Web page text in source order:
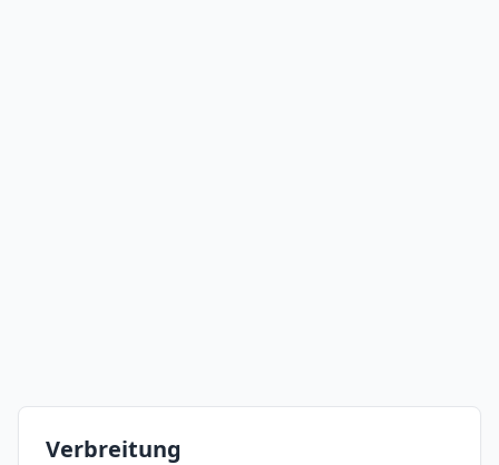
Verbreitung